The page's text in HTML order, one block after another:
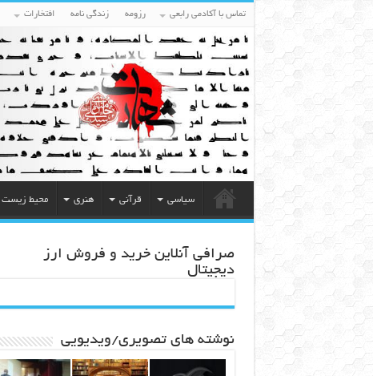
تماس با آکادمی رابعی رزومه زندگی نامه افتخارات
سیاسی قرآنی هنری محیط زیست
صرافی آنلاین خرید و فروش ارز
دیجیتال
نوشته های تصویری/ویدیویی